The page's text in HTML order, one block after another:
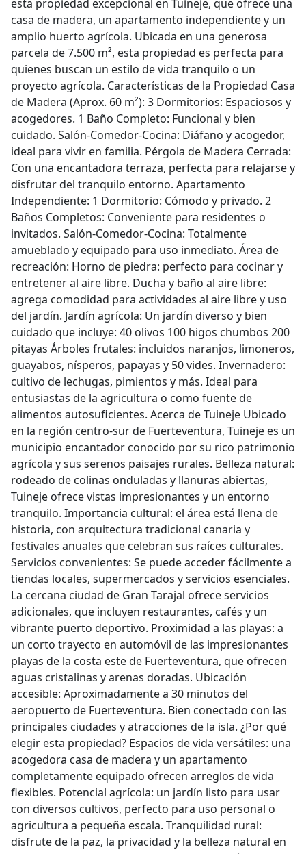
esta propiedad excepcional en Tuineje, que ofrece una
casa de madera, un apartamento independiente y un
amplio huerto agrícola. Ubicada en una generosa
parcela de 7.500 m², esta propiedad es perfecta para
quienes buscan un estilo de vida tranquilo o un
proyecto agrícola. Características de la Propiedad Casa
de Madera (Aprox. 60 m²): 3 Dormitorios: Espaciosos y
acogedores. 1 Baño Completo: Funcional y bien
cuidado. Salón-Comedor-Cocina: Diáfano y acogedor,
ideal para vivir en familia. Pérgola de Madera Cerrada:
Con una encantadora terraza, perfecta para relajarse y
disfrutar del tranquilo entorno. Apartamento
Independiente: 1 Dormitorio: Cómodo y privado. 2
Baños Completos: Conveniente para residentes o
invitados. Salón-Comedor-Cocina: Totalmente
amueblado y equipado para uso inmediato. Área de
recreación: Horno de piedra: perfecto para cocinar y
entretener al aire libre. Ducha y baño al aire libre:
agrega comodidad para actividades al aire libre y uso
del jardín. Jardín agrícola: Un jardín diverso y bien
cuidado que incluye: 40 olivos 100 higos chumbos 200
pitayas Árboles frutales: incluidos naranjos, limoneros,
guayabos, nísperos, papayas y 50 vides. Invernadero:
cultivo de lechugas, pimientos y más. Ideal para
entusiastas de la agricultura o como fuente de
alimentos autosuficientes. Acerca de Tuineje Ubicado
en la región centro-sur de Fuerteventura, Tuineje es un
municipio encantador conocido por su rico patrimonio
agrícola y sus serenos paisajes rurales. Belleza natural:
rodeado de colinas onduladas y llanuras abiertas,
Tuineje ofrece vistas impresionantes y un entorno
tranquilo. Importancia cultural: el área está llena de
historia, con arquitectura tradicional canaria y
festivales anuales que celebran sus raíces culturales.
Servicios convenientes: Se puede acceder fácilmente a
tiendas locales, supermercados y servicios esenciales.
La cercana ciudad de Gran Tarajal ofrece servicios
adicionales, que incluyen restaurantes, cafés y un
vibrante puerto deportivo. Proximidad a las playas: a
un corto trayecto en automóvil de las impresionantes
playas de la costa este de Fuerteventura, que ofrecen
aguas cristalinas y arenas doradas. Ubicación
accesible: Aproximadamente a 30 minutos del
aeropuerto de Fuerteventura. Bien conectado con las
principales ciudades y atracciones de la isla. ¿Por qué
elegir esta propiedad? Espacios de vida versátiles: una
acogedora casa de madera y un apartamento
completamente equipado ofrecen arreglos de vida
flexibles. Potencial agrícola: un jardín listo para usar
con diversos cultivos, perfecto para uso personal o
agricultura a pequeña escala. Tranquilidad rural:
disfrute de la paz, la privacidad y la belleza natural en